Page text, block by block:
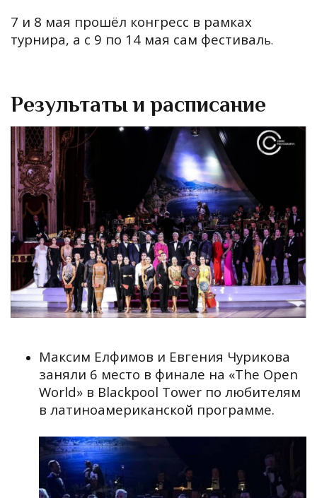
7 и 8 мая прошёл конгресс в рамках
турнира, а с 9 по 14 мая сам фестиваль.
Результаты и расписание
Максим Елфимов и Евгения Чурикова
заняли 6 место в финале на «The Open
World» в Blackpool Tower по любителям
в латиноамериканской программе.